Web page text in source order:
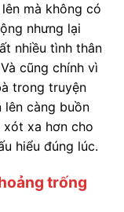
mà không có
nhưng lại
nhiều tình thân
cũng chính vì
trong truyện
lên càng buồn
xa hơn cho
hiểu đúng lúc.
trống